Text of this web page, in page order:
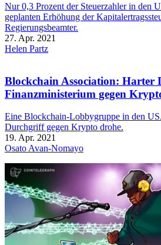
Nur 0,3 Prozent der Steuerzahler in den
geplanten Erhöhung der
Regierungsbeamter.
27. Apr. 2021
Helen Partz
Blockchain Association: Harter
Finanzministerium gegen
Eine Blockchain-Lobbygruppe in den
Durchgriff gegen Krypto drohe.
19. Apr. 2021
Osato Avan-Nomayo